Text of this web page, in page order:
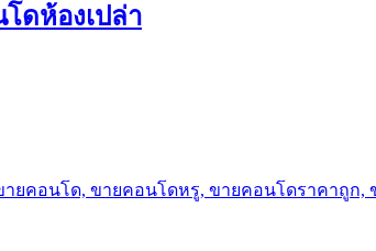
ดห้องเปล่า
คอนโด, ขายคอนโดหรู, ขายคอนโดราคาถูก,